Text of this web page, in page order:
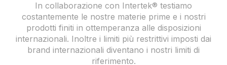
In collaborazione con Intertek® testiamo
costantemente le nostre materie prime e i nostri
prodotti finiti in ottemperanza alle disposizioni
internazionali. Inoltre i limiti più restrittivi imposti dai
brand internazionali diventano i nostri limiti di
riferimento.